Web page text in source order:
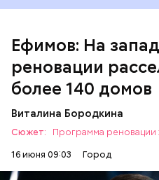
Ефимов: На
реновации
более 140 домов
Виталина Бородкина
Сюжет:
Программа реновации
16 июня 09:03
Город
Участники программы
квартиры с улучшенной
оборудованием в тех же
площадки, строят
открываются магазины,
бытовых услуг, —
Москвы, руководитель
имущества Екатерина